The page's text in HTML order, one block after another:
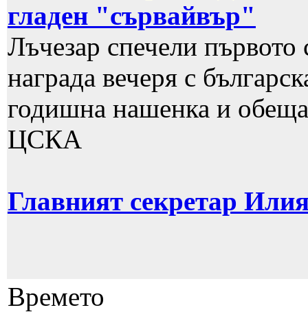
гладен "сървайвър"
Лъчезар спечели първото
награда вечеря с
годишна нашенка и
ЦСКА
Главният секретар
Времето